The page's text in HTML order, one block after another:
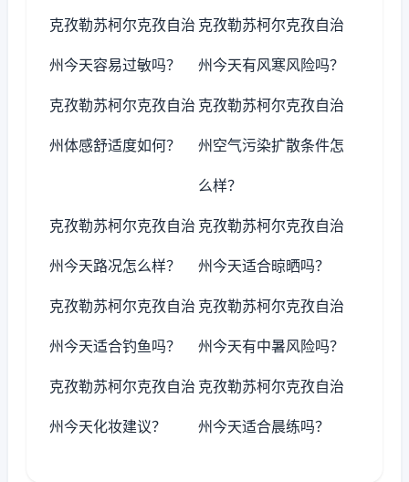
克孜勒苏柯尔克孜自治
州今天容易过敏吗？
克孜勒苏柯尔克孜自治
州今天有风寒风险吗？
克孜勒苏柯尔克孜自治
州体感舒适度如何？
克孜勒苏柯尔克孜自治
州空气污染扩散条件怎
么样？
克孜勒苏柯尔克孜自治
州今天路况怎么样？
克孜勒苏柯尔克孜自治
州今天适合晾晒吗？
克孜勒苏柯尔克孜自治
州今天适合钓鱼吗？
克孜勒苏柯尔克孜自治
州今天有中暑风险吗？
克孜勒苏柯尔克孜自治
州今天化妆建议？
克孜勒苏柯尔克孜自治
州今天适合晨练吗？